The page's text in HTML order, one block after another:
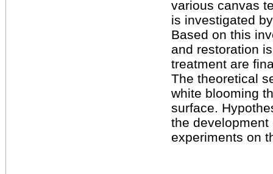
various canvas
is investigated
Based on this
and restoration
treatment are
The theoretical
white blooming
surface.
the
experiments on